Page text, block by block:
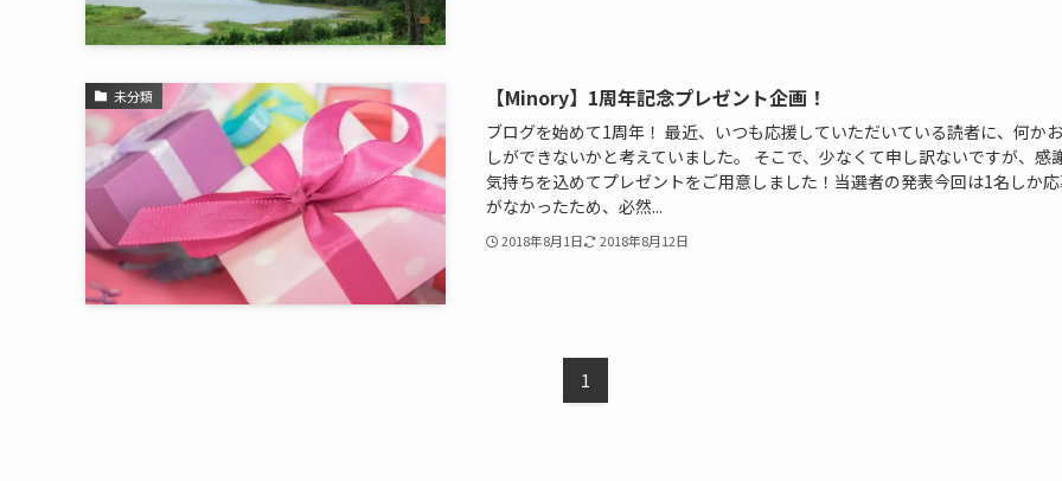
未分類 【Minory】1周年記念プレゼント企画！
ブログを始めて1周年！ 最近、いつも応援していただいている読者に、何か
しができないかと考えていました。 そこで、少なくて申し訳ないですが、感
気持ちを込めてプレゼントをご用意しました！当選者の発表今回は1名しか
がなかったため、必然...
2018年8月1日 2018年8月12日
1